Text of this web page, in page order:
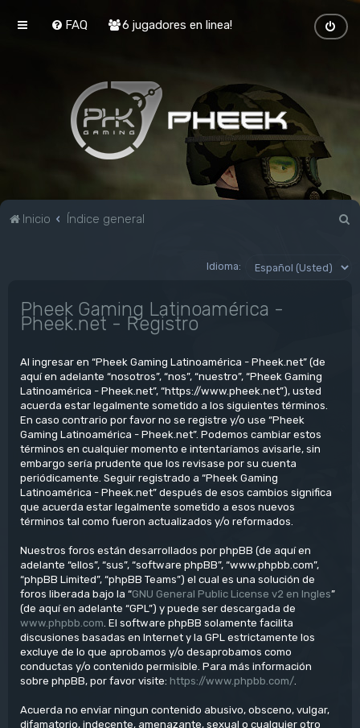
FAQ 6 jugadores en linea!
Inicio Índice general
Idioma:
Pheek Gaming Latinoamérica -
Pheek.net - Registro
Al ingresar en “Pheek Gaming Latinoamérica - Pheek.net” (de
aquí en adelante “nosotros”, “nos”, “nuestro”, “Pheek Gaming
Latinoamérica - Pheek.net”, “https://www.pheek.net”), usted
acuerda estar legalmente sometido a los siguientes términos.
En caso contrario por favor no se registre y/o use “Pheek
Gaming Latinoamérica - Pheek.net”. Podemos cambiar estos
términos en cualquier momento e intentaríamos avisarle, sin
embargo sería prudente que los revisase por su cuenta
periódicamente. Seguir registrado a “Pheek Gaming
Latinoamérica - Pheek.net” después de esos cambios significa
que acuerda estar legalmente sometido a esos nuevos
términos tal como fueron actualizados y/o reformados.
Nuestros foros están desarrollados por phpBB (de aquí en
adelante “ellos”, “sus”, “software phpBB”, “www.phpbb.com”,
“phpBB Limited”, “phpBB Teams”) el cual es una solución de
foros liberada bajo la “GNU General Public License v2 en Ingles”
(de aquí en adelante “GPL”) y puede ser descargada de
www.phpbb.com . El software phpBB solamente facilita
discusiones basadas en Internet y la GPL estrictamente los
excluye de lo que aprobamos y/o desaprobamos como
conductas y/o contenido permisible. Para más información
sobre phpBB, por favor visite: https://www.phpbb.com/
Acuerda no enviar ningun contenido abusivo, obsceno, vulgar,
difamatorio, indecente, amenazante, sexual o cualquier otro